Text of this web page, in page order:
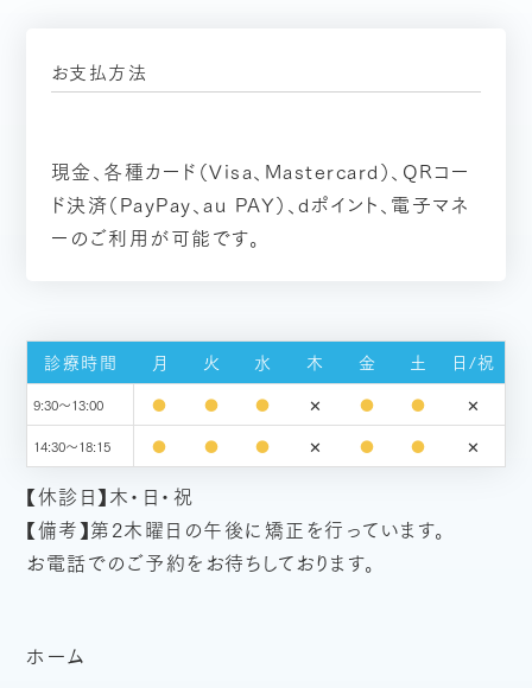
お支払方法
現金、各種カード（Visa、Mastercard）、QRコー
ド決済（PayPay、au PAY）、dポイント、電子マネ
ーのご利用が可能です。
診療時間 月 火 水 木 金 土 日/祝
9:30～13:00 ● ● ● ✕ ● ● ✕
14:30～18:15 ● ● ● ✕ ● ● ✕
【休診日】木・日・祝
【備考】第2木曜日の午後に矯正を行っています。
お電話でのご予約をお待ちしております。
ホーム